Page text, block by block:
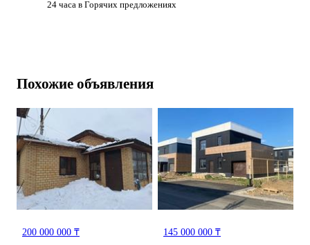
24 часа в Горячих предложениях
Похожие объявления
200 000 000 ₸ 145 000 000 ₸